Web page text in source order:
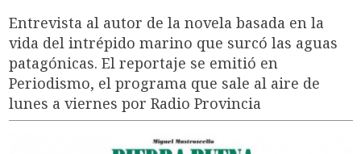
Entrevista al autor de la novela basada en la
vida del intrépido marino que surcó las aguas
patagónicas. El reportaje se emitió en
Periodismo, el programa que sale al aire de
lunes a viernes por Radio Provincia